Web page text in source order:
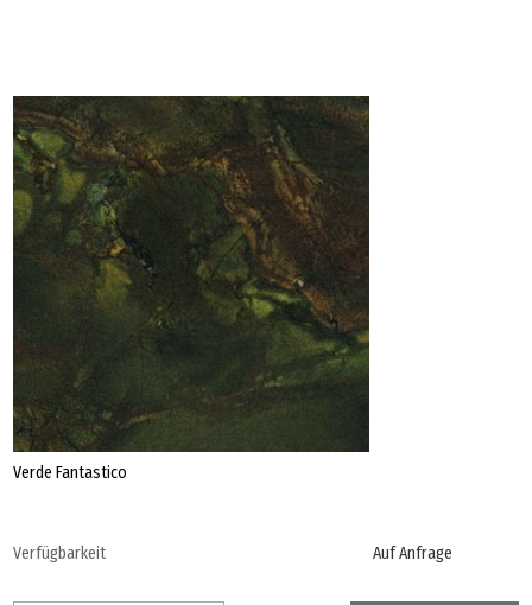
Verde Fantastico
Verfügbarkeit Auf Anfrage